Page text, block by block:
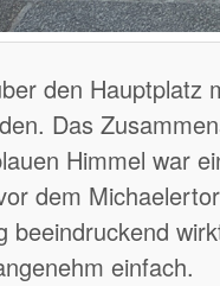
den Hauptplatz
Das
Himmel war
dem
beeindruckend
einfach.